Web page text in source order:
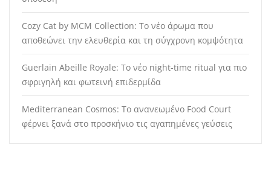
Cozy Cat by MCM Collection: Το νέο άρωμα που
αποθεώνει την ελευθερία και τη σύγχρονη κομψότητα
Guerlain Abeille Royale: Το νέο night-time ritual για πιο
σφριγηλή και φωτεινή επιδερμίδα
Mediterranean Cosmos: Το ανανεωμένο Food Court
φέρνει ξανά στο προσκήνιο τις αγαπημένες γεύσεις